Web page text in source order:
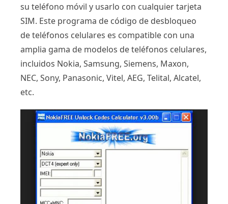
su teléfono móvil y usarlo con cualquier tarjeta
SIM. Este programa de código de desbloqueo
de teléfonos celulares es compatible con una
amplia gama de modelos de teléfonos celulares,
incluidos Nokia, Samsung, Siemens, Maxon,
NEC, Sony, Panasonic, Vitel, AEG, Telital, Alcatel,
etc.